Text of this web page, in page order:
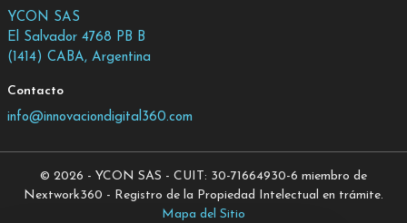
YCON SAS
El Salvador 4768 PB B
(1414) CABA, Argentina
Contacto
info@innovaciondigital360.com
© 2026 - YCON SAS - CUIT: 30-71664930-6 miembro de
Nextwork360 - Registro de la Propiedad Intelectual en trámite.
Mapa del Sitio